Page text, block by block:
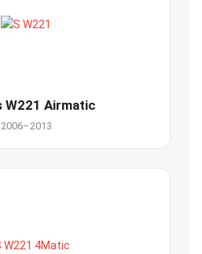
W221 Airmatic
2006–2013